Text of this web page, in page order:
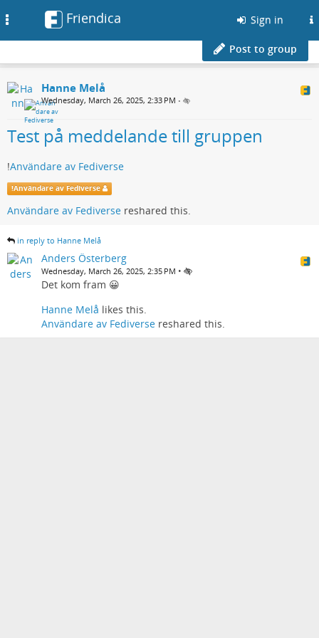
Friendica Sign in
Post to group
Hanne Melå
Wednesday, March 26, 2025, 2:33 PM •
Test på meddelande till gruppen
!Användare av Fediverse
!Användare av Fediverse
Användare av Fediverse reshared this.
in reply to Hanne Melå
Anders Österberg
Wednesday, March 26, 2025, 2:35 PM •
Det kom fram 😀
Hanne Melå likes this.
Användare av Fediverse reshared this.